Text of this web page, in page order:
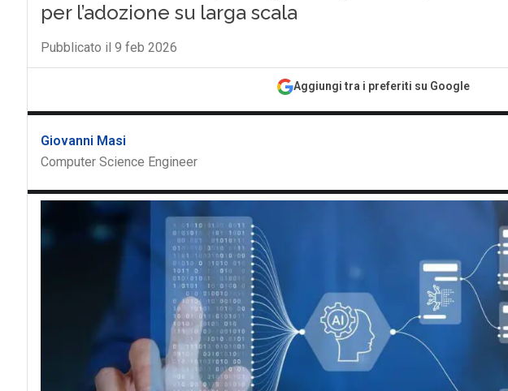
per l’adozione su larga scala
Pubblicato il 9 feb 2026
Aggiungi tra i preferiti su Google
Giovanni Masi
Computer Science Engineer